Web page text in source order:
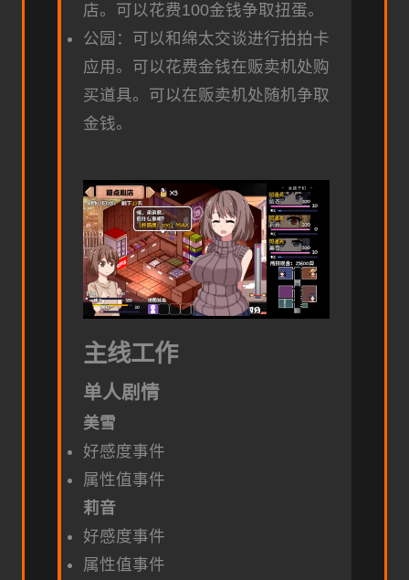
店。可以花费100金钱争取扭蛋。
公园：可以和绵太交谈进行拍拍卡
应用。可以花费金钱在贩卖机处购
买道具。可以在贩卖机处随机争取
金钱。
主线工作
单人剧情
美雪
好感度事件
属性值事件
莉音
好感度事件
属性值事件